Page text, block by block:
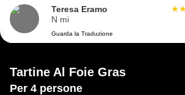
Teresa Eramo
N mi
Guarda la Traduzione
Tartine Al Foie Gras
Per 4 persone